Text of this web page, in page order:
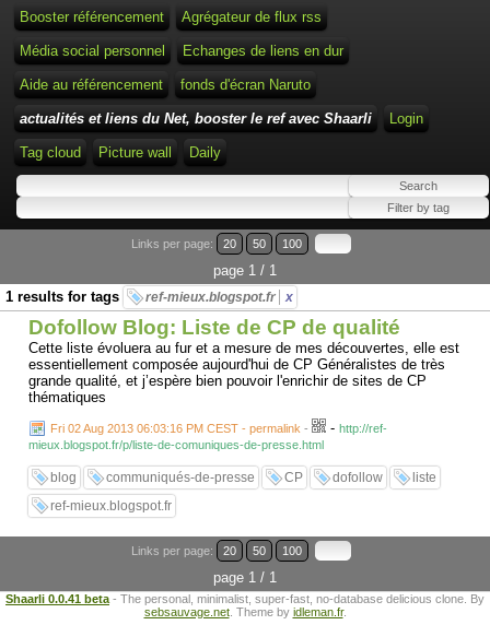
Booster référencement Agrégateur de flux rss
Média social personnel Echanges de liens en dur
Aide au référencement fonds d'écran Naruto
actualités et liens du Net, booster le ref avec Shaarli Login
Tag cloud Picture wall Daily
Links per page: 20 50 100
page 1 / 1
1 results for tags
ref-mieux.blogspot.fr x
Dofollow Blog: Liste de CP de qualité
Cette liste évoluera au fur et a mesure de mes découvertes, elle est
essentiellement composée aujourd'hui de CP Généralistes de très
grande qualité, et j’espère bien pouvoir l'enrichir de sites de CP
thématiques
Fri 02 Aug 2013 06:03:16 PM CEST - permalink - - http://ref-
mieux.blogspot.fr/p/liste-de-comuniques-de-presse.html
blog communiqués-de-presse CP dofollow
liste
ref-mieux.blogspot.fr
Links per page: 20 50 100
page 1 / 1
Shaarli 0.0.41 beta - The personal, minimalist, super-fast, no-database delicious clone. By
sebsauvage.net. Theme by idleman.fr.